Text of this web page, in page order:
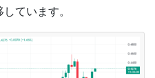
ています。